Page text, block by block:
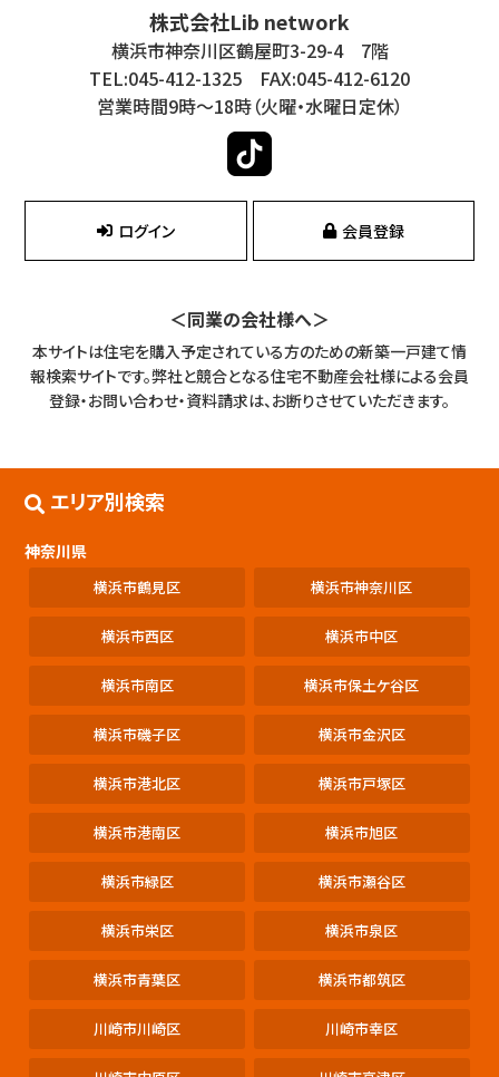
株式会社Lib network
横浜市神奈川区鶴屋町3-29-4 7階
TEL:045-412-1325 FAX:045-412-6120
営業時間9時～18時（火曜・水曜日定休）
ログイン 会員登録
＜同業の会社様へ＞
本サイトは住宅を購入予定されている方のための新築一戸建て情
報検索サイトです。弊社と競合となる住宅不動産会社様による会員
登録・お問い合わせ・資料請求は、お断りさせていただきます。
エリア別検索
神奈川県
横浜市鶴見区 横浜市神奈川区
横浜市西区 横浜市中区
横浜市南区 横浜市保土ケ谷区
横浜市磯子区 横浜市金沢区
横浜市港北区 横浜市戸塚区
横浜市港南区 横浜市旭区
横浜市緑区 横浜市瀬谷区
横浜市栄区 横浜市泉区
横浜市青葉区 横浜市都筑区
川崎市川崎区 川崎市幸区